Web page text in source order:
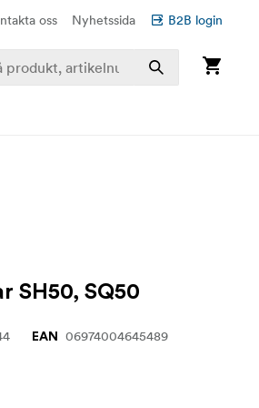
oss Nyhetssida B2B login
SH50, SQ50
EAN 06974004645489